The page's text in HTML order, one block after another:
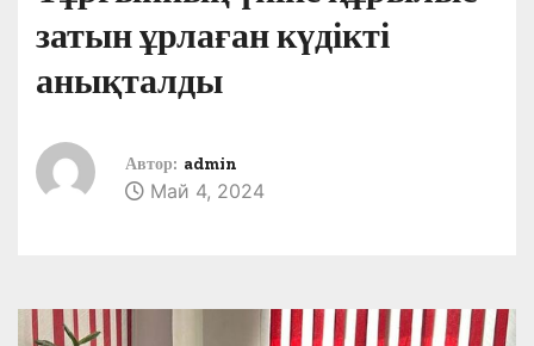
затын ұрлаған күдікті
анықталды
Автор: admin
Май 4, 2024